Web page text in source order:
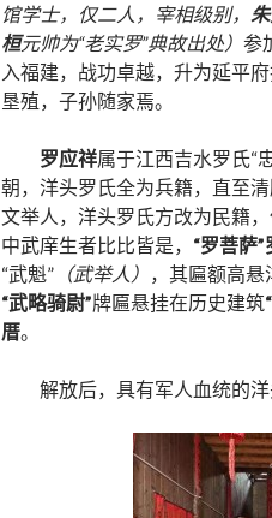
馆学士，仅二人，宰相级别，
桓元帅为“老实罗”典故出处） 参
入福建，战功卓越，升为延平
垦殖，子孙随家焉。
罗应祥属于江西吉水罗氏“
朝，洋头罗氏全为兵籍，直至
文举人，洋头罗氏方改为民籍
中武庠生者比比皆是， “罗菩萨”
“武魁” （武举人） ，其匾额高
“武略骑尉”牌匾悬挂在历史建筑
厝。
解放后，具有军人血统的